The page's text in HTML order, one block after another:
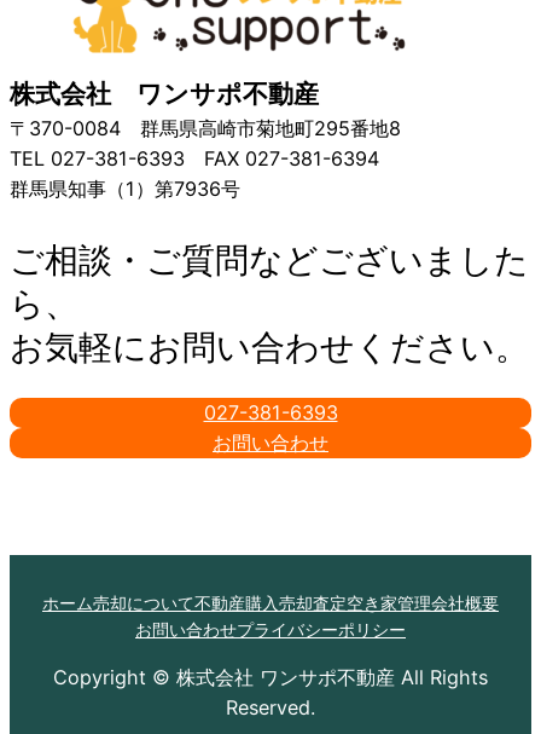
株式会社 ワンサポ不動産
〒370-0084 群馬県高崎市菊地町295番地8
TEL 027-381-6393 FAX 027-381-6394
群馬県知事（1）第7936号
ご相談・ご質問などございました
ら、
お気軽にお問い合わせください。
027-381-6393
お問い合わせ
ホーム売却について不動産購入売却査定空き家管理会社概要
お問い合わせプライバシーポリシー
Copyright © 株式会社 ワンサポ不動産 All Rights
Reserved.